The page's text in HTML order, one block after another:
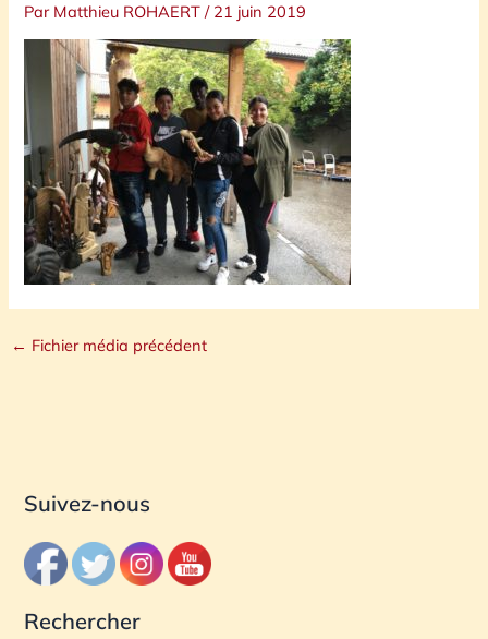
Par Matthieu ROHAERT/ 21 juin 2019
← Fichier média précédent
Suivez-nous
Rechercher